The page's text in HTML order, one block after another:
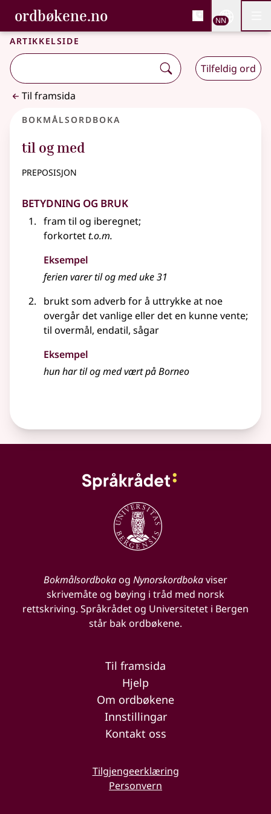
Gå til hovudinnhald
Tilgjenge
ordbøkene.no, Bokmålsordboka og
Bokmålsordboka og Nynorskordboka
NN
Artikkelside
Tilfeldig ord
Til framsida
Bokmålsordboka
til og med
preposisjon
Betydning og bruk
fram til og iberegnet;
forkortett.o.m.
Eksempel
ferien varer til og med uke 31
brukt som adverb for å uttrykke at noe
overgår det vanlige eller det en kunne vente;
til overmål, endatil, sågar
Eksempel
hun har til og med vært på Borneo
Bokmålsordbokaog Nynorskordbokaviser
skrivemåte og bøying i tråd med norsk
rettskriving. Språkrådet og Universitetet i Bergen
står bak ordbøkene.
Til framsida
Hjelp
Om ordbøkene
Innstillingar
Kontakt oss
Tilgjengeerklæring
Personvern